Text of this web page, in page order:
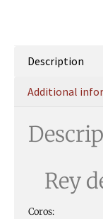
Description
Additional
Rey
Coros: